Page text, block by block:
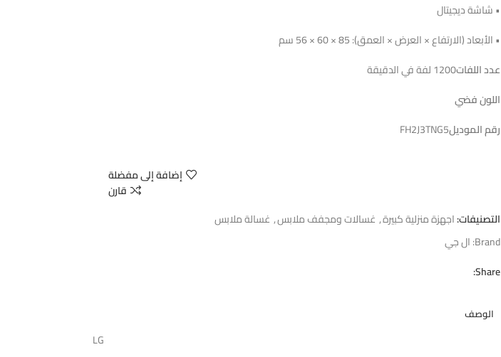
• شاشة ديجيتال
• الأبعاد (الارتفاع × العرض × العمق): 85 × 60 × 56 سم
عدد اللفات1200 لفة في الدقيقة
اللون فضي
رقم الموديلFH2J3TNG5
إضافة إلى مفضلة
قارن
التصنيفات:اجهزة منزلية كبيرة, غسالات ومجفف ملابس, غسالة ملابس
Brand: ال جي
Share:
الوصف
LG